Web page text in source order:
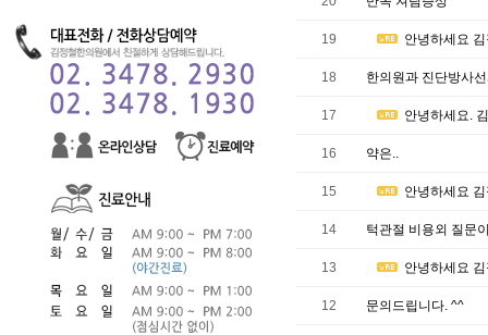
19 안녕하세요
18 한의원과 진단방사
17 안녕하세요.
16 약은..
15 안녕하세요
14 턱관절 비용외 질문
13 안녕하세요
12 문의드립니다. ^^